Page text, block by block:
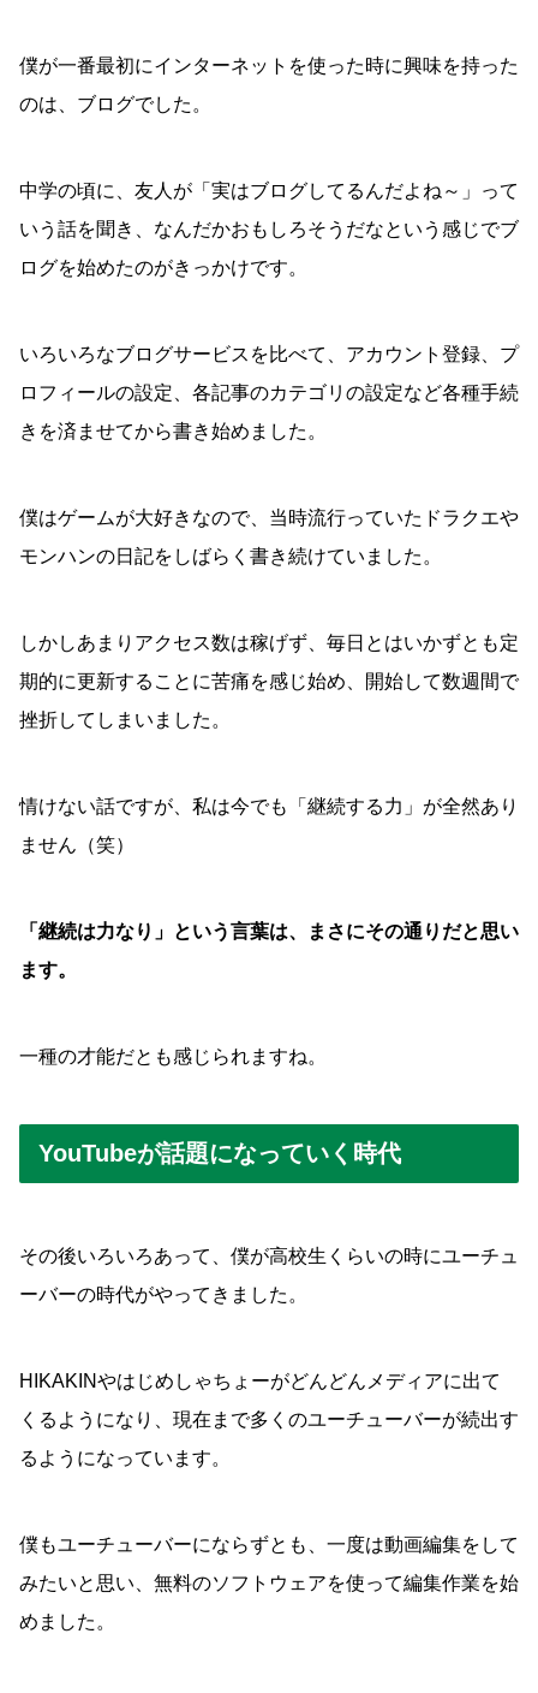
僕が一番最初にインターネットを使った時に興味を持った
のは、ブログでした。
中学の頃に、友人が「実はブログしてるんだよね～」って
いう話を聞き、なんだかおもしろそうだなという感じでブ
ログを始めたのがきっかけです。
いろいろなブログサービスを比べて、アカウント登録、プ
ロフィールの設定、各記事のカテゴリの設定など各種手続
きを済ませてから書き始めました。
僕はゲームが大好きなので、当時流行っていたドラクエや
モンハンの日記をしばらく書き続けていました。
しかしあまりアクセス数は稼げず、毎日とはいかずとも定
期的に更新することに苦痛を感じ始め、開始して数週間で
挫折してしまいました。
情けない話ですが、私は今でも「継続する力」が全然あり
ません（笑）
「継続は力なり」という言葉は、まさにその通りだと思い
ます。
一種の才能だとも感じられますね。
YouTubeが話題になっていく時代
その後いろいろあって、僕が高校生くらいの時にユーチュ
ーバーの時代がやってきました。
HIKAKINやはじめしゃちょーがどんどんメディアに出て
くるようになり、現在まで多くのユーチューバーが続出す
るようになっています。
僕もユーチューバーにならずとも、一度は動画編集をして
みたいと思い、無料のソフトウェアを使って編集作業を始
めました。